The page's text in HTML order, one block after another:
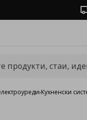
›Кухненски